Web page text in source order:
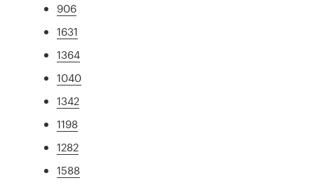
906
1631
1364
1040
1342
1198
1282
1588